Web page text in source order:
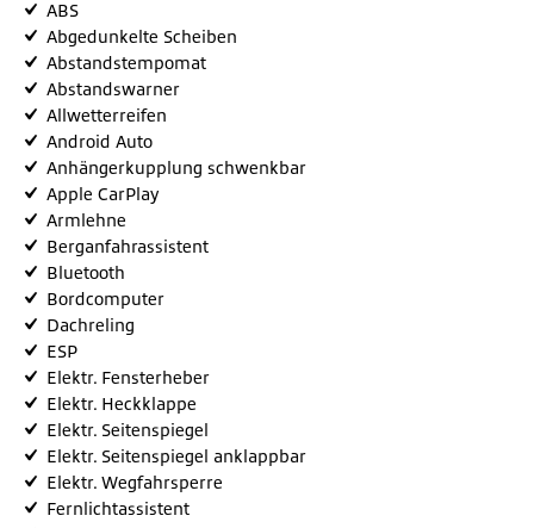
ABS
Abgedunkelte Scheiben
Abstandstempomat
Abstandswarner
Allwetterreifen
Android Auto
Anhängerkupplung schwenkbar
Apple CarPlay
Armlehne
Berganfahrassistent
Bluetooth
Bordcomputer
Dachreling
ESP
Elektr. Fensterheber
Elektr. Heckklappe
Elektr. Seitenspiegel
Elektr. Seitenspiegel anklappbar
Elektr. Wegfahrsperre
Fernlichtassistent